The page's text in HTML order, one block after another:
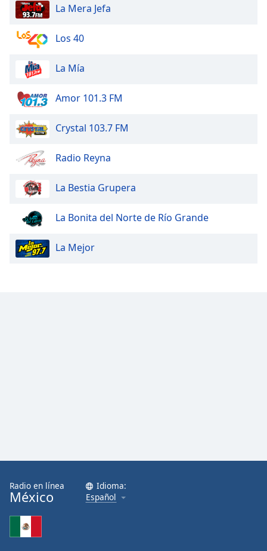
La Mera Jefa
Los 40
La Mía
Amor 101.3 FM
Crystal 103.7 FM
Radio Reyna
La Bestia Grupera
La Bonita del Norte de Río Grande
La Mejor
Radio en línea
México
Idioma:
Español